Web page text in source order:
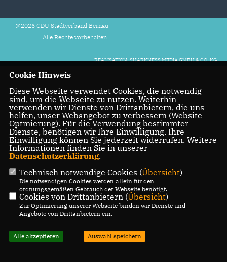
@2026 CDU Stadtverband Bernau
Alle Rechte vorbehalten.
REALISATION: SHARKNESS MEDIA GMBH & CO. KG
Cookie Hinweis
Diese Webseite verwendet Cookies, die notwendig
sind, um die Webseite zu nutzen. Weiterhin
verwenden wir Dienste von Drittanbietern, die uns
helfen, unser Webangebot zu verbessern (Website-
Optmierung). Für die Verwendung bestimmter
Dienste, benötigen wir Ihre Einwilligung. Ihre
Einwilligung können Sie jederzeit widerrufen. Weitere
Informationen finden Sie in unserer
Datenschutzerklärung.
Technisch notwendige Cookies (Übersicht)
Die notwendigen Cookies werden allein für den
ordnungsgemäßen Gebrauch der Webseite benötigt.
Cookies von Drittanbietern (Übersicht)
Zur Optimierung unserer Webseite binden wir Dienste und
Angebote von Drittanbietern ein.
Alle akzeptieren Auswahl speichern